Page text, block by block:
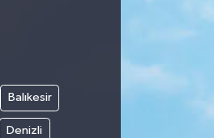
Balıkesir
Denizli